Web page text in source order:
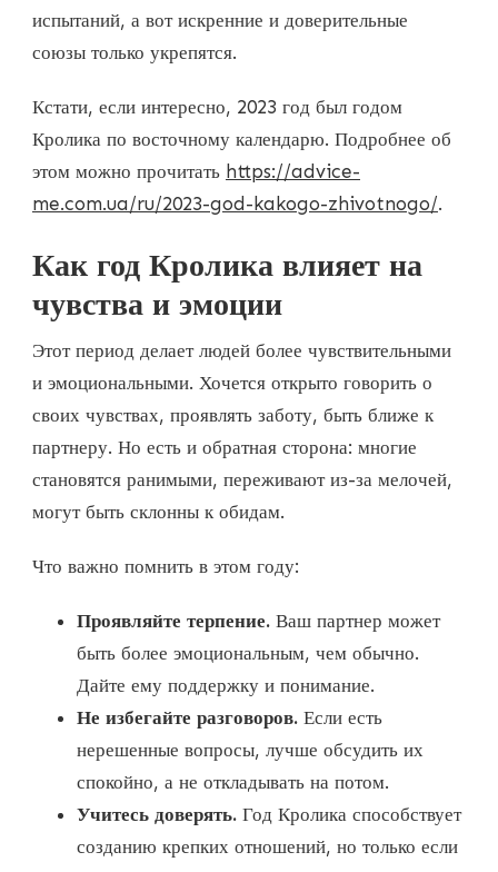
испытаний, а вот искренние и доверительные
союзы только укрепятся.
Кстати, если интересно, 2023 год был годом
Кролика по восточному календарю. Подробнее об
этом можно прочитать https://advice-
me.com.ua/ru/2023-god-kakogo-zhivotnogo/.
Как год Кролика влияет на
чувства и эмоции
Этот период делает людей более чувствительными
и эмоциональными. Хочется открыто говорить о
своих чувствах, проявлять заботу, быть ближе к
партнеру. Но есть и обратная сторона: многие
становятся ранимыми, переживают из-за мелочей,
могут быть склонны к обидам.
Что важно помнить в этом году:
Проявляйте терпение. Ваш партнер может
быть более эмоциональным, чем обычно.
Дайте ему поддержку и понимание.
Не избегайте разговоров. Если есть
нерешенные вопросы, лучше обсудить их
спокойно, а не откладывать на потом.
Учитесь доверять. Год Кролика способствует
созданию крепких отношений, но только если